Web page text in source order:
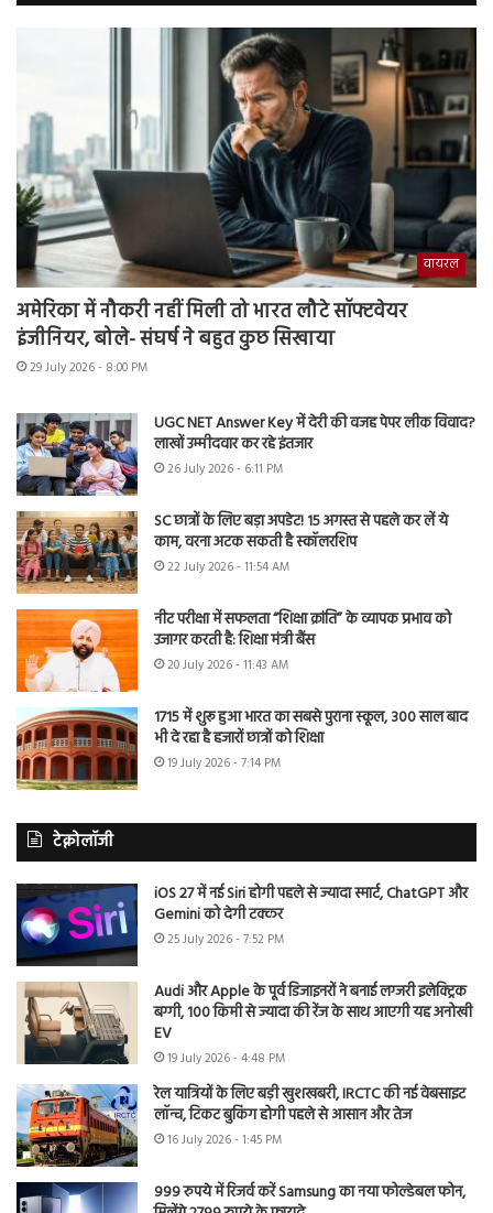
वायरल
अमेरिका में नौकरी नहीं मिली तो भारत लौटे सॉफ्टवेयर
इंजीनियर, बोले- संघर्ष ने बहुत कुछ सिखाया
29 July 2026 - 8:00 PM
UGC NET Answer Key में देरी की वजह पेपर लीक विवाद?
लाखों उम्मीदवार कर रहे इंतजार
26 July 2026 - 6:11 PM
SC छात्रों के लिए बड़ा अपडेट! 15 अगस्त से पहले कर लें ये
काम, वरना अटक सकती है स्कॉलरशिप
22 July 2026 - 11:54 AM
नीट परीक्षा में सफलता “शिक्षा क्रांति” के व्यापक प्रभाव को
उजागर करती है: शिक्षा मंत्री बैंस
20 July 2026 - 11:43 AM
1715 में शुरू हुआ भारत का सबसे पुराना स्कूल, 300 साल बाद
भी दे रहा है हजारों छात्रों को शिक्षा
19 July 2026 - 7:14 PM
टेक्नोलॉजी
iOS 27 में नई Siri होगी पहले से ज्यादा स्मार्ट, ChatGPT और
Gemini को देगी टक्कर
25 July 2026 - 7:52 PM
Audi और Apple के पूर्व डिजाइनरों ने बनाई लग्जरी इलेक्ट्रिक
बग्गी, 100 किमी से ज्यादा की रेंज के साथ आएगी यह अनोखी
EV
19 July 2026 - 4:48 PM
रेल यात्रियों के लिए बड़ी खुशखबरी, IRCTC की नई वेबसाइट
लॉन्च, टिकट बुकिंग होगी पहले से आसान और तेज
16 July 2026 - 1:45 PM
999 रुपये में रिजर्व करें Samsung का नया फोल्डेबल फोन,